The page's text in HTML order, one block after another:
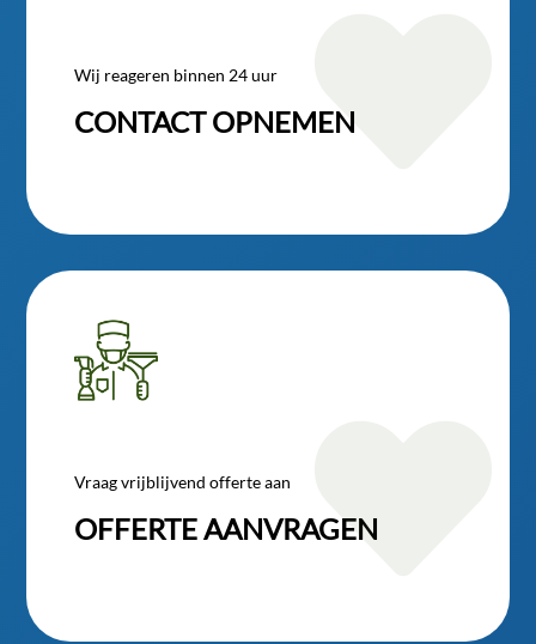
Wij reageren binnen 24 uur
CONTACT OPNEMEN
Vraag vrijblijvend offerte aan
OFFERTE AANVRAGEN
